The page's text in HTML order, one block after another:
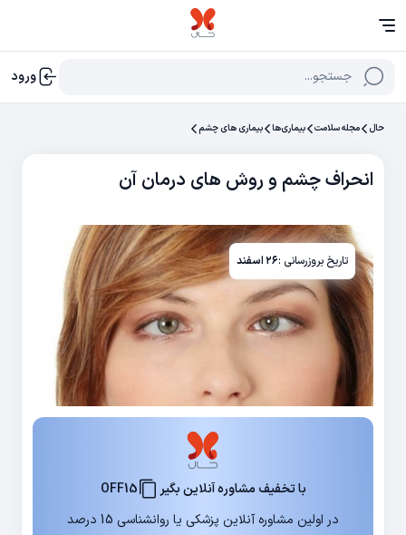
جستجو... ورود
حال مجله سلامت بیماری‌ها بیماری های چشم
انحراف چشم و روش‌ های درمان آن
تاریخ بروزرسانی :۲۶ اسفند
با تخفیف مشاوره آنلاین بگیر
OFF15
در اولین مشاوره آنلاین پزشکی یا روانشناسی 15 درصد